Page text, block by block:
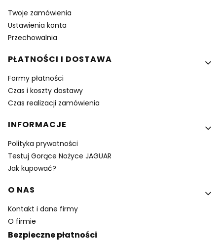
Twoje zamówienia
Ustawienia konta
Przechowalnia
PŁATNOŚCI I DOSTAWA
Formy płatności
Czas i koszty dostawy
Czas realizacji zamówienia
INFORMACJE
Polityka prywatności
Testuj Gorące Nożyce JAGUAR
Jak kupować?
O NAS
Kontakt i dane firmy
O firmie
Bezpieczne płatności